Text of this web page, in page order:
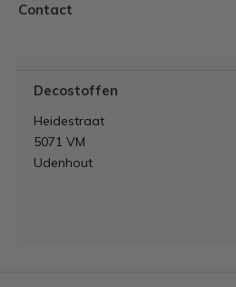
Contact
Decostoffen
Heidestraat
5071 VM
Udenhout